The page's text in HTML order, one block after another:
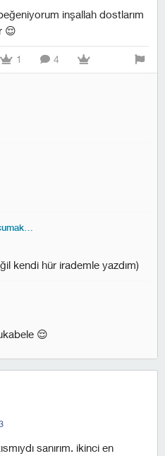
inşallah dostlarım
😌
1 4
kendi hür irademle yazdım)
😌
sanırım. i̇kinci en